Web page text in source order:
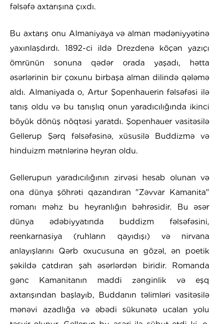
fəlsəfə axtarışına çıxdı.
Bu axtarış onu Almaniyaya və alman mədəniyyətinə
yaxınlaşdırdı. 1892-ci ildə Drezdenə köçən yazıçı
ömrünün sonuna qədər orada yaşadı, hətta
əsərlərinin bir çoxunu birbaşa alman dilində qələmə
aldı. Almaniyada o, Artur Şopenhauerin fəlsəfəsi ilə
tanış oldu və bu tanışlıq onun yaradıcılığında ikinci
böyük dönüş nöqtəsi yaratdı. Şopenhauer vasitəsilə
Gellerup Şərq fəlsəfəsinə, xüsusilə Buddizmə və
hinduizm mətnlərinə heyran oldu.
Gellerupun yaradıcılığının zirvəsi hesab olunan və
ona dünya şöhrəti qazandıran "Zəvvar Kamanita"
romanı məhz bu heyranlığın bəhrəsidir. Bu əsər
dünya ədəbiyyatında buddizm fəlsəfəsini,
reenkarnasiya (ruhların qayıdışı) və nirvana
anlayışlarını Qərb oxucusuna ən gözəl, ən poetik
şəkildə çatdıran şah əsərlərdən biridir. Romanda
gənc Kamanitanın maddi zənginlik və eşq
axtarışından başlayıb, Buddanın təlimləri vasitəsilə
mənəvi azadlığa və əbədi sükunətə ucalan yolu